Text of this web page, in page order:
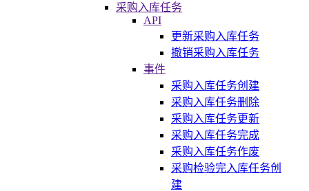
采购入库任务
API
更新采购入库任务
撤销采购入库任务
事件
采购入库任务创建
采购入库任务删除
采购入库任务更新
采购入库任务完成
采购入库任务作废
采购检验完入库任务创
建